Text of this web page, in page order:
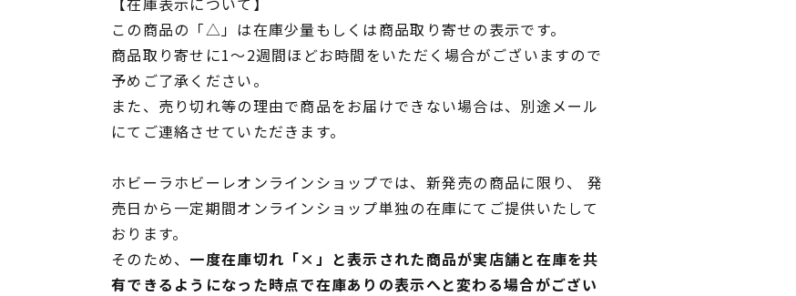
この商品の「△」は在庫少量もしくは商品取り寄せの表示です。
商品取り寄せに1～2週間ほどお時間をいただく場合がございますので
予めご了承ください。
また、売り切れ等の理由で商品をお届けできない場合は、別途メール
にてご連絡させていただきます。
ホビーラホビーレオンラインショップでは、新発売の商品に限り、 発
売日から一定期間オンラインショップ単独の在庫にてご提供いたして
おります。
そのため、 一度在庫切れ「×」と表示された商品が実店舗と在庫を共
有できるようになった時点で在庫ありの表示へと変わる場合がござい